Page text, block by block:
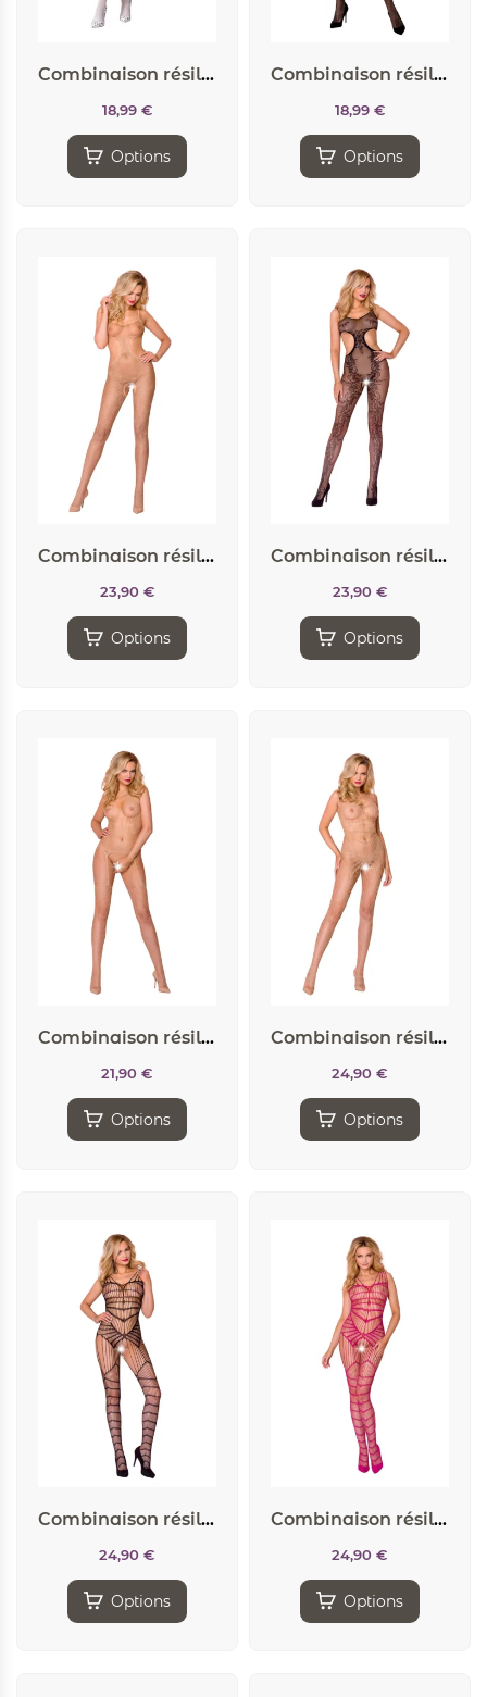
Combinaison résille BS084 – Blanc
18,99 €
Options
Combinaison résille BS085 – Noir
18,99 €
Options
Combinaison résille CA002 – Chair
23,90 €
Options
Combinaison résille CA002 – Noir
23,90 €
Options
Combinaison résille CA003 – Chair
21,90 €
Options
Combinaison résille CA004 – Chair
24,90 €
Options
Combinaison résille CA004 – Noir
24,90 €
Options
Combinaison résille CA004 – Fuchsia
24,90 €
Options